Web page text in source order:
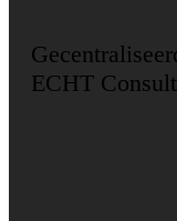
ECHT